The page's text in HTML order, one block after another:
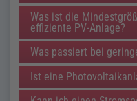
Was ist die
effiziente PV-Anlage?
Was passiert bei
Ist eine